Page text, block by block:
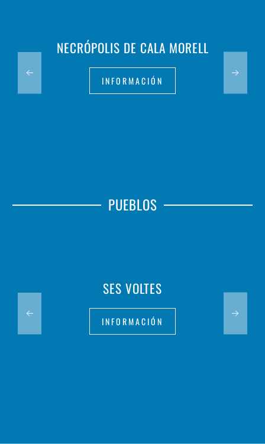
NECRÓPOLIS DE CALA MORELL
INFORMACIÓN
PUEBLOS
SES VOLTES
INFORMACIÓN